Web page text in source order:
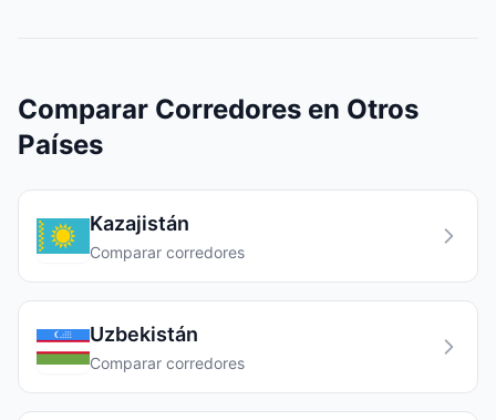
Comparar Corredores en Otros
Países
Kazajistán
Comparar corredores
Uzbekistán
Comparar corredores